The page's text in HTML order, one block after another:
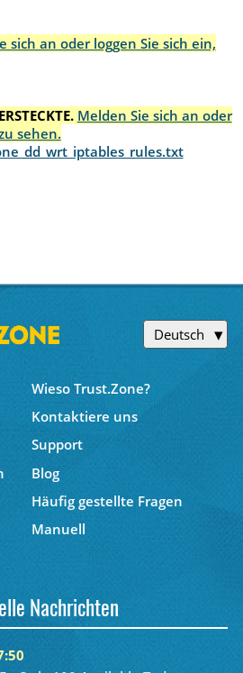
sich an oder loggen Sie sich ein,
Melden Sie sich an oder
sehen.
Deutsch
Wieso Trust.Zone?
Kontaktiere uns
Support
Blog
Häufig gestellte Fragen
Manuell
Nachrichten